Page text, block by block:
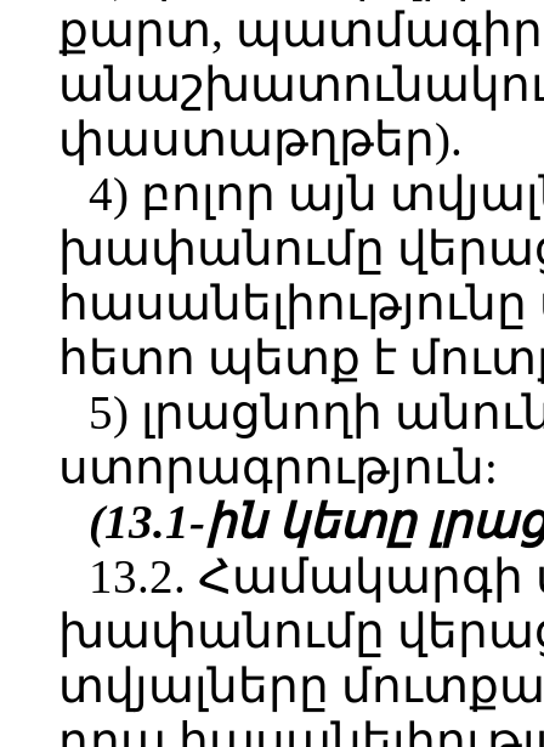
քարտ, պատմագիր,
փաստաթղթեր).
4) բոլոր այն
խափանումը
հետո պետք է
5) լրացնողի
ստորագրություն:
(13.1-ին կետը
13.2.
խափանումը
տվյալները